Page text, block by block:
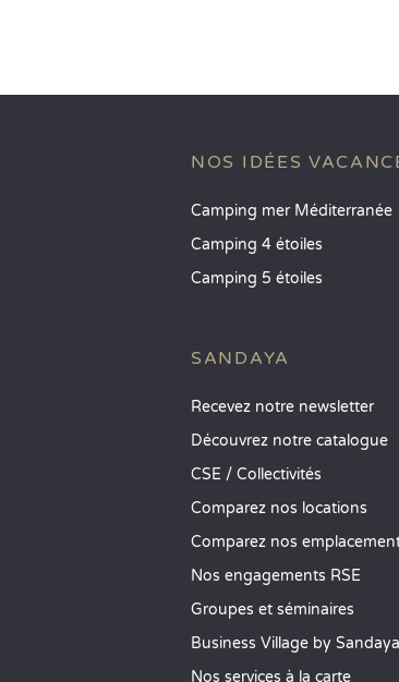
NOS IDÉES
Camping mer Méditerranée
Camping 4 étoiles
Camping 5 étoiles
SANDAYA
Recevez notre newsletter
Découvrez notre catalogue
CSE / Collectivités
Comparez nos locations
Comparez nos
Nos engagements RSE
Groupes et séminaires
Business Village by Sandaya
Nos services à la carte